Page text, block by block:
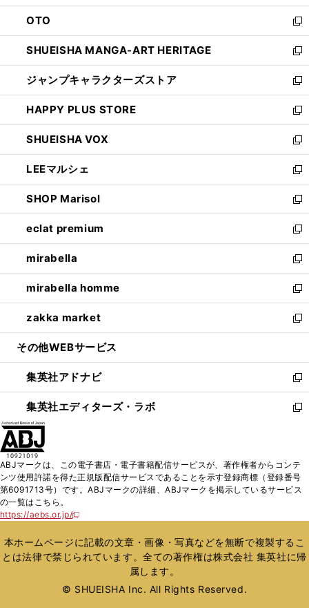
ウ
で
開
く
ン
ド
ウ
で
開
く
OTO
新
し
い
ウ
ィ
ン
ド
ウ
で
開
く
SHUEISHA MANGA-ART HERITAGE
新
し
い
ウ
ィ
ン
ド
ウ
で
開
く
ジャンプキャラクターズストア
新
し
い
ウ
ィ
ン
ド
ウ
で
開
く
HAPPY PLUS STORE
新
し
い
ウ
ィ
ン
ド
ウ
で
開
く
SHUEISHA VOX
新
し
い
ウ
ィ
ン
ド
ウ
で
開
く
LEEマルシェ
新
し
い
ウ
ィ
ン
ド
ウ
で
開
く
SHOP Marisol
新
し
い
ウ
ィ
ン
ド
ウ
で
開
eclat premium
新
し
い
ウ
ィ
ン
ド
ウ
開
く
mirabella
新
し
い
ウ
ィ
ン
ウ
で
開
く
mirabella homme
新
し
い
ウ
ン
ド
ウ
で
zakka market
新
し
ウ
ィ
ン
ド
く
その他WEBサービス
集英社アドナビ
新
し
い
ド
ウ
で
集英社エディターズ・ラボ
新
ィ
ン
ド
開
く
ABJマークは、この電子書店・電子書籍配信サービスが、著作権者からコンテ
ンツ使用許諾を得た正規版配信サービスであることを示す登録商標（登録番号
第6091713号）です。ABJマークの詳細、ABJマークを掲示しているサービス
の一覧はこちら。
https://aebs.or.jp/
新
い
ウ
ィ
ウ
本ホームページに記載の文章・画像・写真などを無断で複製するこ
とは法律で禁じられています。全ての著作権は株式会社 集英社に帰
属します。
© SHUEISHA Inc. All Rights Reserved.